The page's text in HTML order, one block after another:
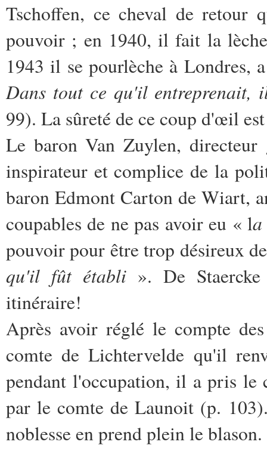
Tschoffen, ce cheval de retour
pouvoir ; en 1940, il fait la
1943 il se pourlèche à Londres,
Dans tout ce qu'il
99). La sûreté de ce coup d'œil
Le baron Van Zuylen,
inspirateur et complice de la
baron Edmont Carton de Wiart,
coupables de ne pas avoir eu « l
pouvoir pour être trop désireux
qu'il fût établi ». De
itinéraire!
Après avoir réglé le compte
comte de Lichtervelde qu'il
pendant l'occupation, il a pris le
par le comte de Launoit (p.
noblesse en prend plein le blason.